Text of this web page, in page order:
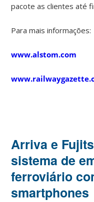
pacote as clientes até
Para mais informações:
www.alstom.com
Arriva e
sistema de
ferroviário
smartphones